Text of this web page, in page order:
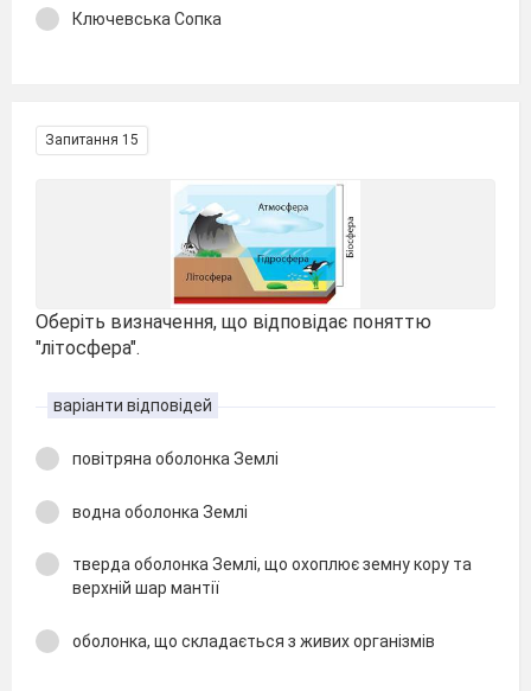
Ключевська Сопка
Запитання 15
Оберіть визначення, що відповідає поняттю
"літосфера".
варіанти відповідей
повітряна оболонка Землі
водна оболонка Землі
тверда оболонка Землі, що охоплює земну кору та
верхній шар мантії
оболонка, що складається з живих організмів